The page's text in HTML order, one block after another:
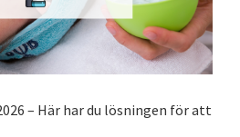
– Här har du lösningen för att